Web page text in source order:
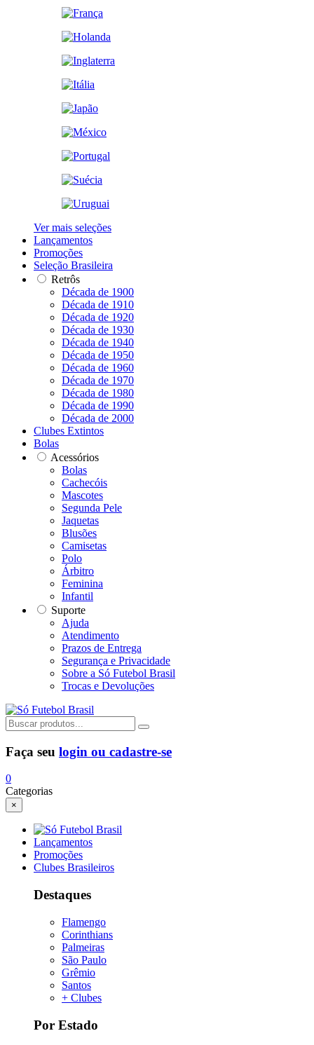
Ver mais seleções
Lançamentos
Promoções
Seleção Brasileira
Retrôs
Década de 1900
Década de 1910
Década de 1920
Década de 1930
Década de 1940
Década de 1950
Década de 1960
Década de 1970
Década de 1980
Década de 1990
Década de 2000
Clubes Extintos
Bolas
Acessórios
Bolas
Cachecóis
Mascotes
Segunda Pele
Jaquetas
Blusões
Camisetas
Polo
Árbitro
Feminina
Infantil
Suporte
Ajuda
Atendimento
Prazos de Entrega
Segurança e Privacidade
Sobre a Só Futebol Brasil
Trocas e Devoluções
Faça seu login ou cadastre-se
0
Categorias
×
Lançamentos
Promoções
Clubes Brasileiros
Destaques
Flamengo
Corinthians
Palmeiras
São Paulo
Grêmio
Santos
+ Clubes
Por Estado